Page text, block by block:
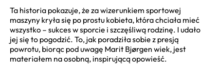
Ta historia pokazuje, że za wizerunkiem sportowej
maszyny kryła się po prostu kobieta, która chciała mieć
wszystko – sukces w sporcie i szczęśliwą rodzinę. I udało
jej się to pogodzić. To, jak poradziła sobie z presją
powrotu, biorąc pod uwagę Marit Bjørgen wiek, jest
materiałem na osobną, inspirującą opowieść.